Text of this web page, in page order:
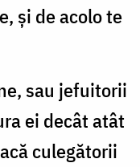
şi de acolo te
sau jefuitorii
ei decât atât
culegătorii